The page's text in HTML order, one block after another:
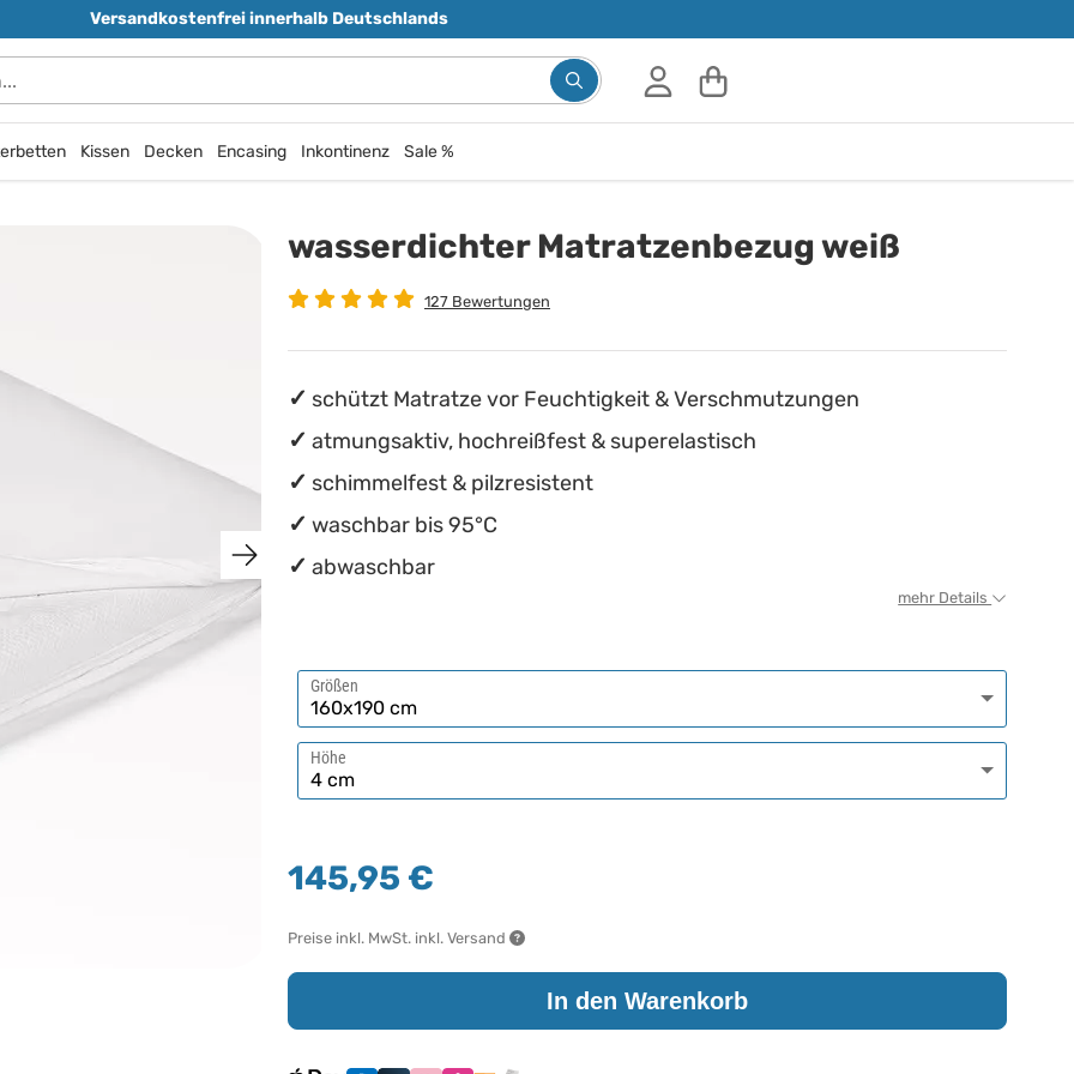
Versandkostenfrei innerhalb Deutschlands
Suchbegriff eingeben, Vorschläge erscheinen während
Kissen Decken Encasing Inkontinenz Sale %
wasserdichter Matratzenbezug weiß
127 Bewertungen
schützt Matratze vor Feuchtigkeit & Verschmutzungen
atmungsaktiv, hochreißfest & superelastisch
schimmelfest & pilzresistent
waschbar bis 95°C
abwaschbar
mehr Details
Größen
Höhe
145,95 €
Preise inkl. MwSt. inkl. Versand
In den Warenkorb